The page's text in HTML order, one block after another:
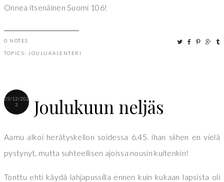
Onnea itsenäinen Suomi 106!
0 NOTES
TOPICS: JOULUKALENTERI
05/12/202
3
Joulukuun neljäs
Aamu alkoi herätyskellon soidessa 6.45. ihan siihen en vielä
pystynyt, mutta suhteellisen ajoissa nousin kuitenkin!
Tonttu ehti käydä lahjapussilla ennen kuin kukaan lapsista oli